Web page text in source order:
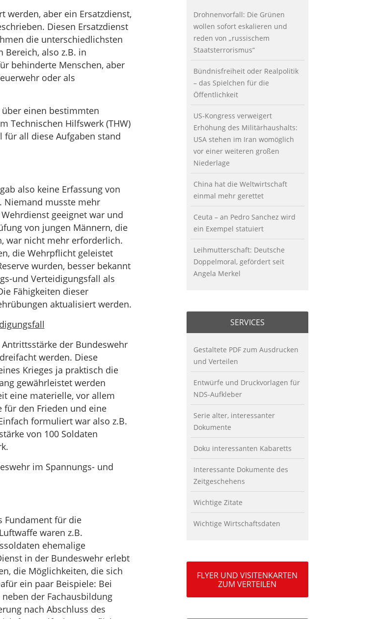
werden, aber ein Ersatzdienst,
Diesen Ersatzdienst
die unterschiedlichsten
also z.B. in
behinderte Menschen, aber
oder als
einen bestimmten
Technischen Hilfswerk (THW)
für all diese Aufgaben stand
also keine Erfassung von
Niemand musste mehr
geeignet war und
von jungen Männern, die
war nicht mehr erforderlich.
die Wehrpflicht geleistet
wurden, besser bekannt
und Verteidigungsfall als
Fähigkeiten dieser
aktualisiert werden.
der Bundeswehr
werden. Diese
Krieges ja praktisch die
gewährleistet werden
eine materielle, vor allem
für den Frieden und eine
formuliert war also z.B.
von 100 Soldaten
im Spannungs- und
Fundament für die
waren z.B.
ehemalige
in der Bundeswehr erlebt
die Möglichkeiten, die sich
ein paar Beispiele: Bei
der Fachausbildung
nach Abschluss des
Drohnenvorfall: Die Grünen
wollen sofort eskalieren und
reden von „russischem
Staatsterrorismus“
Bündnisfreiheit oder Realpolitik
– das Spielchen für die
Öffentlichkeit
US-Kongress verweigert
Erhöhung des Militärhaushalts:
USA stehen im Iran womöglich
vor einer weiteren großen
Niederlage
China hat die Weltwirtschaft
einmal mehr gerettet
Ceuta – an Pedro Sanchez wird
ein Exempel statuiert
Leihmutterschaft: Deutsche
Doppelmoral, gefördert seit
Angela Merkel
SERVICES
Gestaltete PDF zum Ausdrucken
und Verteilen
Entwürfe und Druckvorlagen für
NDS-Aufkleber
Serie alter, interessanter
Dokumente
Doku interessanten Kabaretts
Interessante Dokumente des
Zeitgeschehens
Wichtige Zitate
Wichtige Wirtschaftsdaten
FLYER UND VISITENKARTEN
ZUM VERTEILEN